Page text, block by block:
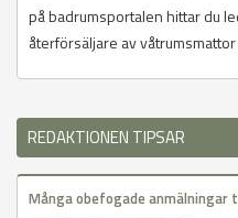
på badrumsportalen hittar du
återförsäljare av
REDAKTIONEN TIPSAR
Många obefogade anmälningar